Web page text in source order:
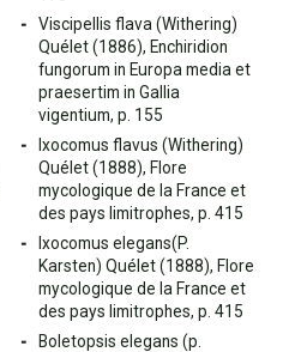
Viscipellis flava (Withering)
Quélet (1886), Enchiridion
fungorum in Europa media et
praesertim in Gallia
vigentium, p. 155
Ixocomus flavus (Withering)
Quélet (1888), Flore
mycologique de la France et
des pays limitrophes, p. 415
Ixocomus elegans(P.
Karsten) Quélet (1888), Flore
mycologique de la France et
des pays limitrophes, p. 415
Boletopsis elegans (p.